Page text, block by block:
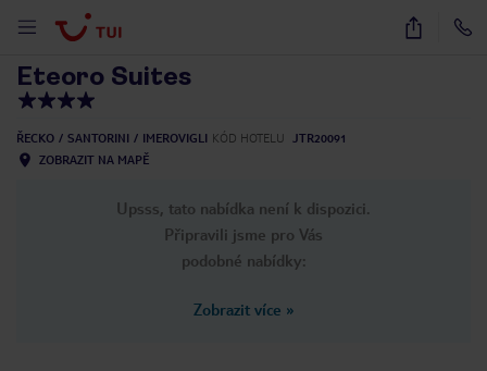
63
Eteoro Suites
ŘECKO SANTORINI IMEROVIGLI KÓD HOTELU
JTR20091
ZOBRAZIT NA MAPĚ
Upsss, tato nabídka není k dispozici.
Připravili jsme pro Vás
podobné nabídky:
Zobrazit více »